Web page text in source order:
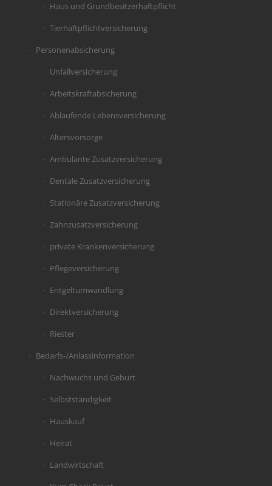
Haus und Grundbesitzerhaftpflicht
Tierhaftpflichtversicherung
Personenabsicherung
Unfallversicherung
Arbeitskraftabsicherung
Ablaufende Lebensversicherung
Altersvorsorge
Ambulante Zusatzversicherung
Dentale Zusatzversicherung
Stationäre Zusatzversicherung
Zahnzusatzversicherung
private Krankenversicherung
Pflegeversicherung
Entgeltumwandlung
Direktversicherung
Riester
Bedarfs-/Anlassinformation
Nachwuchs und Geburt
Selbstständigkeit
Hauskauf
Heirat
Landwirtschaft